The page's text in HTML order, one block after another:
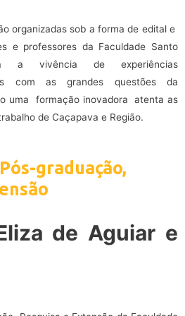
organizadas sob a forma de edital e
e professores da Faculdade Santo
a vivência de experiências
com as grandes questões da
uma formação inovadora atenta as
de Caçapava e Região.
graduação,
de Aguiar e